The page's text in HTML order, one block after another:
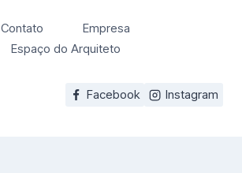
Contato
Empresa
Espaço do Arquiteto
Facebook Instagram